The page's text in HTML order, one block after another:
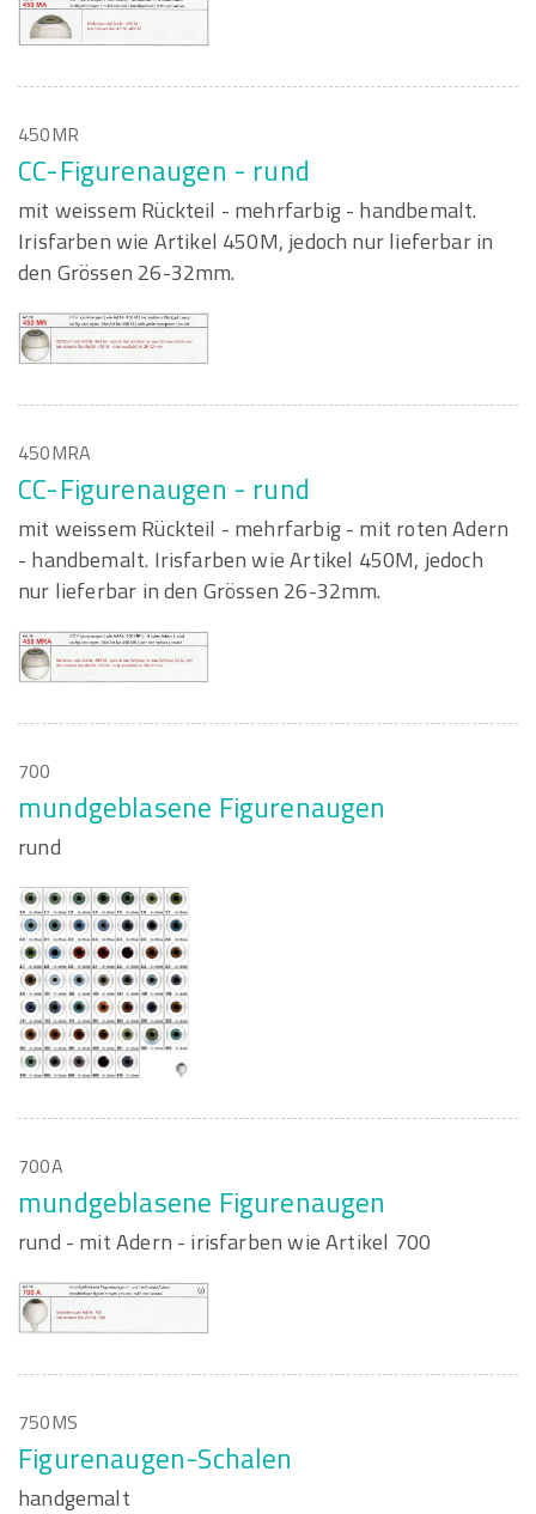
450MR
CC-Figurenaugen - rund
mit weissem Rückteil - mehrfarbig - handbemalt.
Irisfarben wie Artikel 450M, jedoch nur lieferbar in
den Grössen 26-32mm.
450MRA
CC-Figurenaugen - rund
mit weissem Rückteil - mehrfarbig - mit roten Adern
- handbemalt. Irisfarben wie Artikel 450M, jedoch
nur lieferbar in den Grössen 26-32mm.
700
mundgeblasene Figurenaugen
rund
700A
mundgeblasene Figurenaugen
rund - mit Adern - irisfarben wie Artikel 700
750MS
Figurenaugen-Schalen
handgemalt